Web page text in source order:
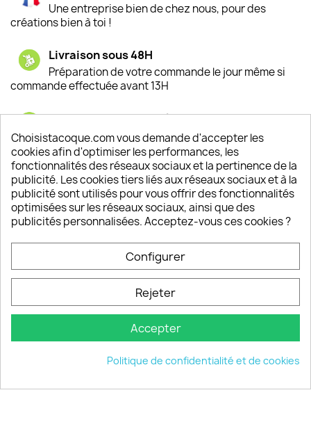
Une entreprise bien de chez nous, pour des
créations bien à toi !
Livraison sous 48H
Préparation de votre commande le jour même si
commande effectuée avant 13H
Satisfaction de nos clients
Depuis 2009, entre 92% et 94% de nos clients
sont satisfaits de nos produits
Un SAV à votre écoute
Notre SAV est disponible 6/7J de 10h à 18H
keyboard_arrow_down
© 2026 - choisistacoque.com
Choisistacoque.com vous demande d'accepter les
cookies afin d'optimiser les performances, les
fonctionnalités des réseaux sociaux et la pertinence de la
publicité. Les cookies tiers liés aux réseaux sociaux et à la
publicité sont utilisés pour vous offrir des fonctionnalités
optimisées sur les réseaux sociaux, ainsi que des
publicités personnalisées. Acceptez-vous ces cookies ?
Configurer
Rejeter
Accepter
Politique de confidentialité et de cookies